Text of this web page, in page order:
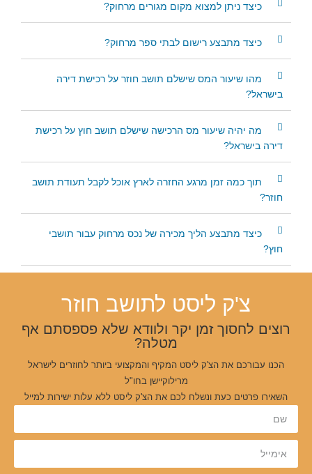
כיצד ניתן למצוא מקום מגורים מרחוק?
כיצד מתבצע רישום לבתי ספר מרחוק?
מהו שיעור המס שישלם תושב חוזר על רכישת דירה
בישראל?
מה יהיה שיעור מס הרכישה שישלם תושב חוץ על רכישת
דירה בישראל?
תוך כמה זמן מרגע החזרה לארץ אוכל לקבל תעודת תושב
חוזר?
כיצד מתבצע הליך מכירה של נכס מרחוק עבור תושבי
חוץ?
צ'ק ליסט לתושב חוזר
רוצים לחסוך זמן יקר ולוודא שלא פספסתם אף
מטלה?
הכנו עבורכם את הצ'ק ליסט המקיף והמקצועי ביותר לחוזרים לישראל
מרילוקיישן בחו"ל
השאירו פרטים כעת ונשלח לכם את הצ'ק ליסט ללא עלות ישירות למייל